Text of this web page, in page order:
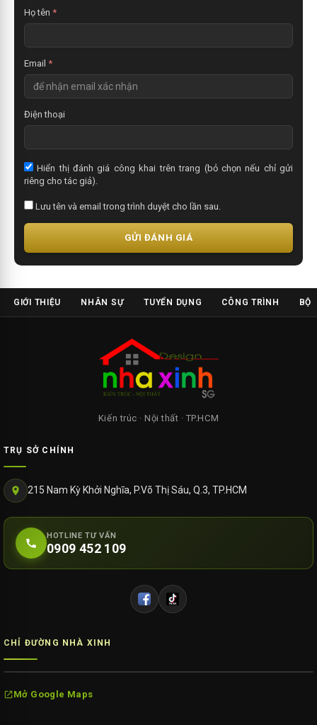
Họ tên *
Email *
Điện thoại
Hiển thị đánh giá công khai trên trang (bỏ chọn nếu chỉ gửi
riêng cho tác giả).
Lưu tên và email trong trình duyệt cho lần sau.
GỬI ĐÁNH GIÁ
GIỚI THIỆU NHÂN SỰ TUYỂN DỤNG CÔNG TRÌNH BỘ
Kiến trúc · Nội thất · TP.HCM
TRỤ SỞ CHÍNH
215 Nam Kỳ Khởi Nghĩa, P.Võ Thị Sáu, Q.3, TP.HCM
HOTLINE TƯ VẤN
0909 452 109
CHỈ ĐƯỜNG NHÀ XINH
Mở Google Maps